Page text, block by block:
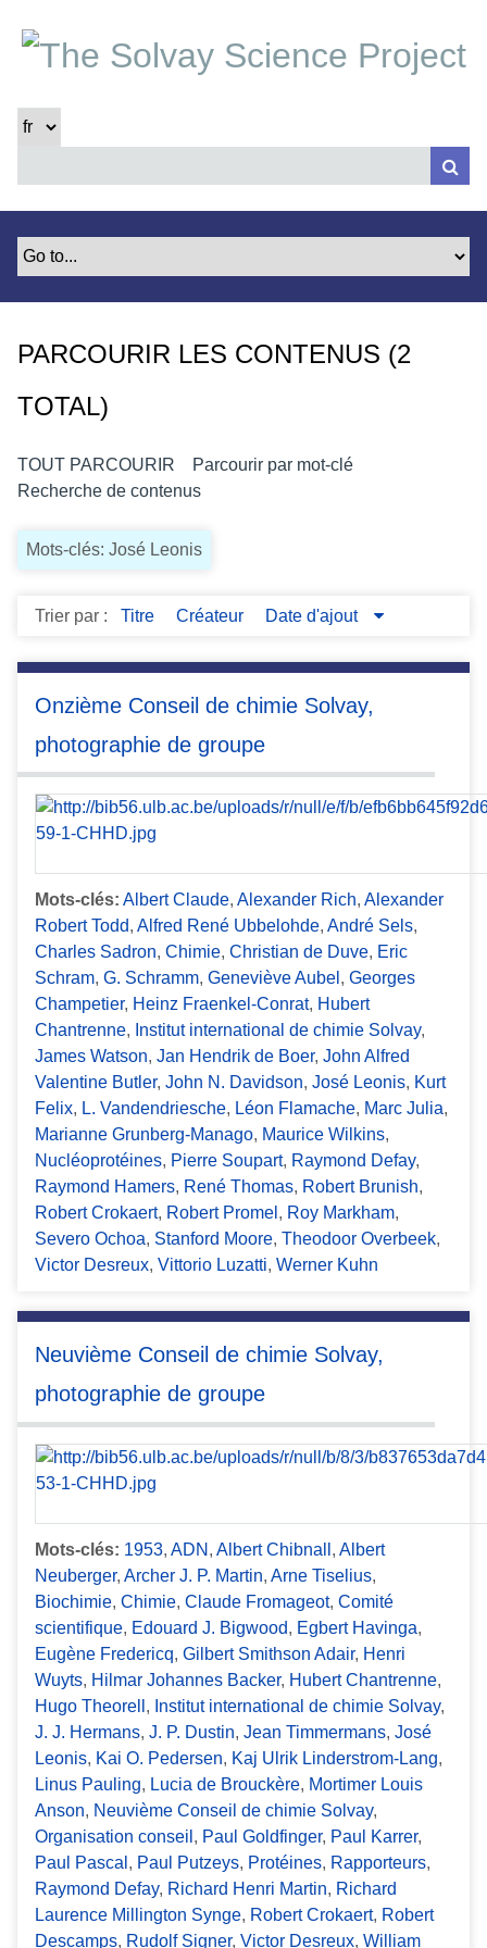
t
PARCOURIR LES CONTENUS (2
TOTAL)
TOUT PARCOURIR
Parcourir par mot-clé
Recherche de contenus
Mots-clés: José Leonis
Trier par : Titre Créateur Date d'ajout
Onzième Conseil de chimie Solvay,
photographie de groupe
Mots-clés: Albert Claude, Alexander Rich, Alexander
Robert Todd, Alfred René Ubbelohde, André Sels,
Charles Sadron, Chimie, Christian de Duve, Eric
Schram, G. Schramm, Geneviève Aubel , Georges
Champetier, Heinz Fraenkel-Conrat, Hubert
Chantrenne, Institut international de chimie Solvay,
James Watson, Jan Hendrik de Boer, John Alfred
Valentine Butler, John N. Davidson, José Leonis, Kurt
Felix, L. Vandendriesche, Léon Flamache, Marc Julia,
Marianne Grunberg-Manago, Maurice Wilkins,
Nucléoprotéines, Pierre Soupart, Raymond Defay,
Raymond Hamers, René Thomas, Robert Brunish,
Robert Crokaert, Robert Promel , Roy Markham,
Severo Ochoa, Stanford Moore, Theodoor Overbeek,
Victor Desreux, Vittorio Luzatti, Werner Kuhn
Neuvième Conseil de chimie Solvay,
photographie de groupe
Mots-clés: 1953, ADN , Albert Chibnall , Albert
Neuberger, Archer J. P. Martin, Arne Tiselius,
Biochimie, Chimie, Claude Fromageot, Comité
scientifique, Edouard J. Bigwood, Egbert Havinga,
Eugène Fredericq, Gilbert Smithson Adair, Henri
Wuyts, Hilmar Johannes Backer, Hubert Chantrenne,
Hugo Theorell , Institut international de chimie Solvay,
J. J. Hermans, J. P. Dustin, Jean Timmermans, José
Leonis, Kai O. Pedersen, Kaj Ulrik Linderstrom-Lang,
Linus Pauling, Lucia de Brouckère, Mortimer Louis
Anson, Neuvième Conseil de chimie Solvay,
Organisation conseil , Paul Goldfinger, Paul Karrer,
Paul Pascal , Paul Putzeys, Protéines, Rapporteurs,
Raymond Defay, Richard Henri Martin, Richard
Laurence Millington Synge, Robert Crokaert, Robert
Descamps, Rudolf Signer, Victor Desreux, William